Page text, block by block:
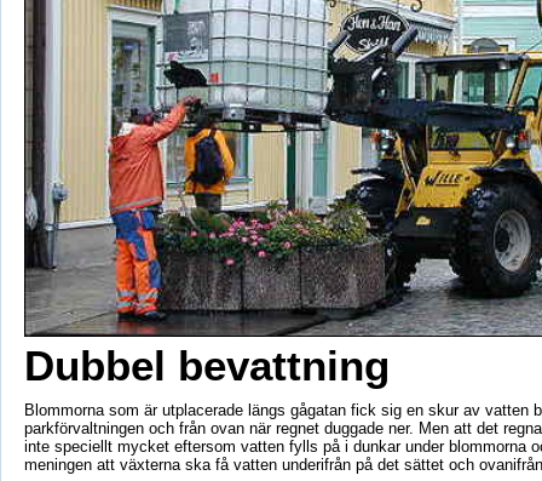
Dubbel bevattning
Blommorna som är utplacerade längs gågatan fick sig en skur av vatten
parkförvaltningen och från ovan när regnet duggade ner. Men att det
inte speciellt mycket eftersom vatten fylls på i dunkar under blommorna
meningen att växterna ska få vatten underifrån på det sättet och